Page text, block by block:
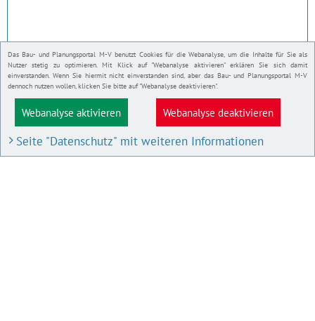
Das Bau- und Planungsportal M-V benutzt Cookies für die Webanalyse, um die Inhalte für Sie als
Nutzer stetig zu optimieren. Mit Klick auf "Webanalyse aktivieren" erklären Sie sich damit
einverstanden. Wenn Sie hiermit nicht einverstanden sind, aber das Bau- und Planungsportal M-V
dennoch nutzen wollen, klicken Sie bitte auf "Webanalyse deaktivieren".
Webanalyse aktivieren Webanalyse deaktivieren
Seite "Datenschutz" mit weiteren Informationen